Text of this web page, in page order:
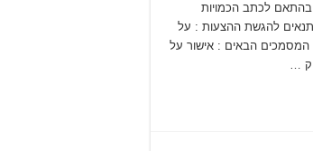
לכתב הכמויות
להגשת ההצעות : על
הבאים : אישור על
…